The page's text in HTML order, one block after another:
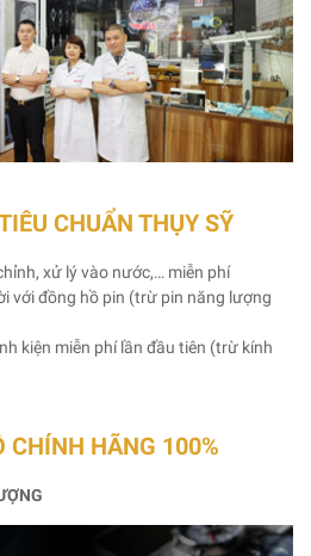
CHUẨN THỤY SỸ
xử lý vào nước,… miễn phí
với đồng hồ pin (trừ pin năng lượng
kiện miễn phí lần đầu tiên (trừ kính
CHÍNH HÃNG 100%